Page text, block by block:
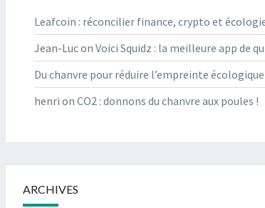
Leafcoin : réconcilier finance, crypto et
Jean-Lucon Voici Squidz : la meilleure app de
Du chanvre pour réduire l’empreinte
henri on CO2 : donnons du chanvre aux poules !
ARCHIVES